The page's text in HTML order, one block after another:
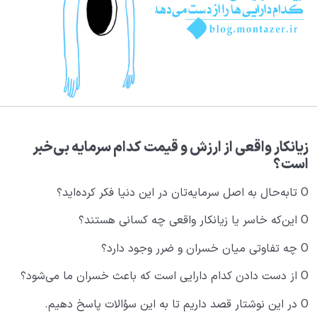
انسان و میل بی‌نهایت
انسان چه چیزی نیست؟
هدف خلقت و جایگاه انسان 0/7
نقش الگو در حیات انسان 0/18
مرگ یا تولد؟
دنیا؛ باشگاه انسان‌سازی 0/8
چگونه انسان شویم؟ 0/18
زیانکار واقعی از ارزش و قیمت کدام سرمایه بی‌خبر
است؟
O تا‌به‌حال به اصل سرمایه‌تان در این دنیا فکر کرده‌اید؟
O این‌که خاسر یا زیانکار واقعی چه کسانی هستند؟
O چه تفاوتی میان خسران و ضرر وجود دارد؟
O از دست دادن کدام دارایی‌ است که باعث خسران ما می‌شود؟
O در این نوشتار قصد داریم تا به این سؤالات پاسخ دهیم.